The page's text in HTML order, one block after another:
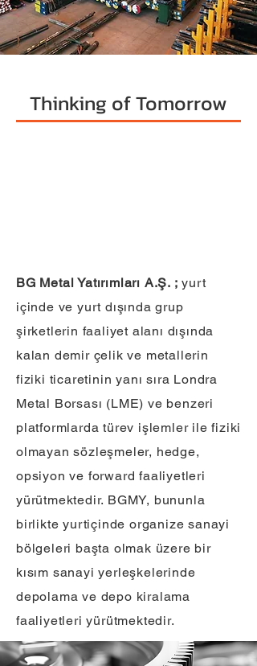
Thinking of Tomorrow
BG Metal Yatırımları A.Ş. ; yurt
içinde ve yurt dışında grup
şirketlerin faaliyet alanı dışında
kalan demir çelik ve metallerin
fiziki ticaretinin yanı sıra Londra
Metal Borsası (LME) ve benzeri
platformlarda türev işlemler ile fiziki
olmayan sözleşmeler, hedge,
opsiyon ve forward faaliyetleri
yürütmektedir. BGMY, bununla
birlikte yurtiçinde organize sanayi
bölgeleri başta olmak üzere bir
kısım sanayi yerleşkelerinde
depolama ve depo kiralama
faaliyetleri yürütmektedir.